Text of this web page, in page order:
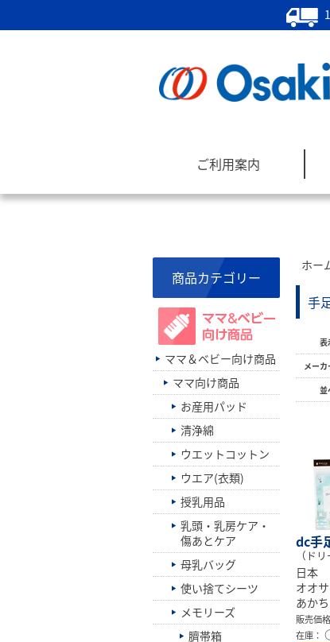
ご利用案内
ホー
手
表
メーカ
並
dc手
（ドリ
日本
オオ
あか
販売価
在庫：
商品カテゴリー
ママ＆ベビー向け商品
ママ向け商品
お産用パッド
清浄綿
ウエットコットン
ウエア(衣類)
授乳用品
乳頭・乳房ケア・
傷あとケア
母乳バッグ
使い捨てシーツ
メモリーズ
臍帯箱